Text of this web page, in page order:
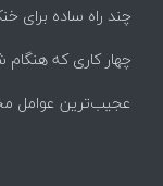
چند راه‌ ساده برای
چهار کاری که هنگام
عجیب‌ترین عوامل